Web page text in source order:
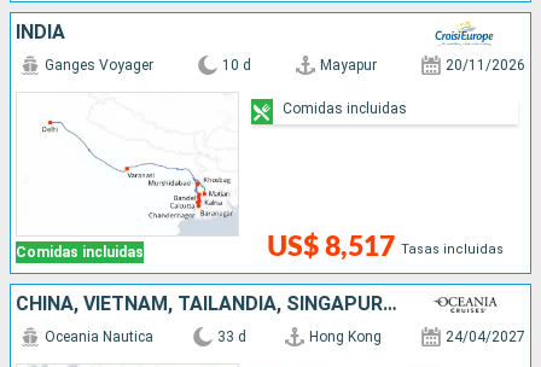
INDIA
Comidas incluidas
Ganges Voyager 10 d Mayapur 20/11/2026
US$ 8,517 Tasas incluidas
Comidas incluidas
CHINA, VIETNAM, TAILANDIA, SINGAPUR, MALASIA, SRI LANKA, INDIA, EMIRATOS ÁRABES UNIDOS
Oceania Nautica 33 d Hong Kong 24/04/2027